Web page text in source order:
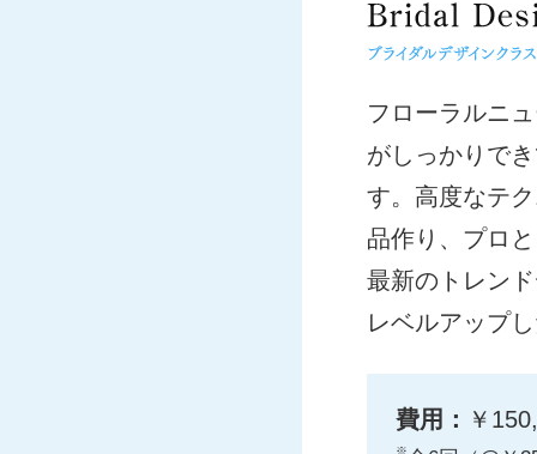
フローラルニ
がしっかりで
す。高度なテ
品作り、プロ
最新のトレン
レベルアップ
費用： ￥
※